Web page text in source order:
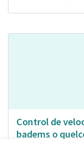
Control de
badems o